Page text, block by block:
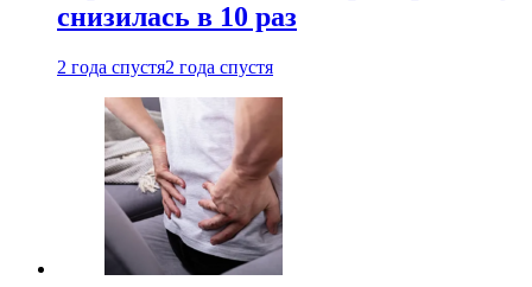
снизилась в 10 раз
2 года спустя2 года спустя